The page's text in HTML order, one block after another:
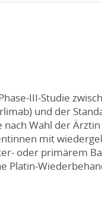
III-Studie
und der
Wahl der
mit
oder primärem
Platin-